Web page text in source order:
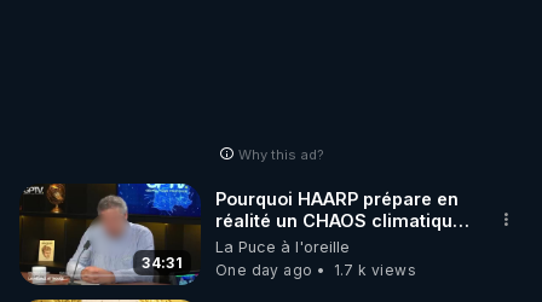
Why this ad?
34:31
Pourquoi HAARP prépare en
réalité un CHAOS climatique,
on répond
La Puce à l'oreille
One day ago
1.7 k views